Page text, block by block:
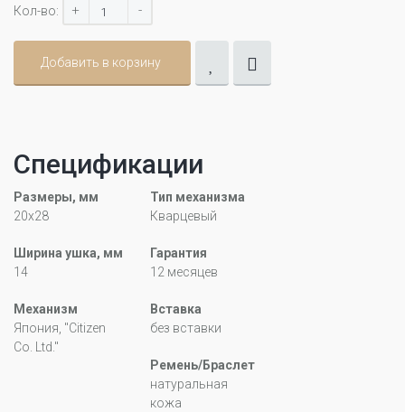
Кол-во: + -
Добавить в корзину
Спецификации
Размеры, мм
20x28
Тип механизма
Кварцевый
Ширина ушка, мм
14
Гарантия
12 месяцев
Механизм
Япония, "Citizen
Co. Ltd."
Вставка
без вставки
Ремень/Браслет
натуральная
кожа